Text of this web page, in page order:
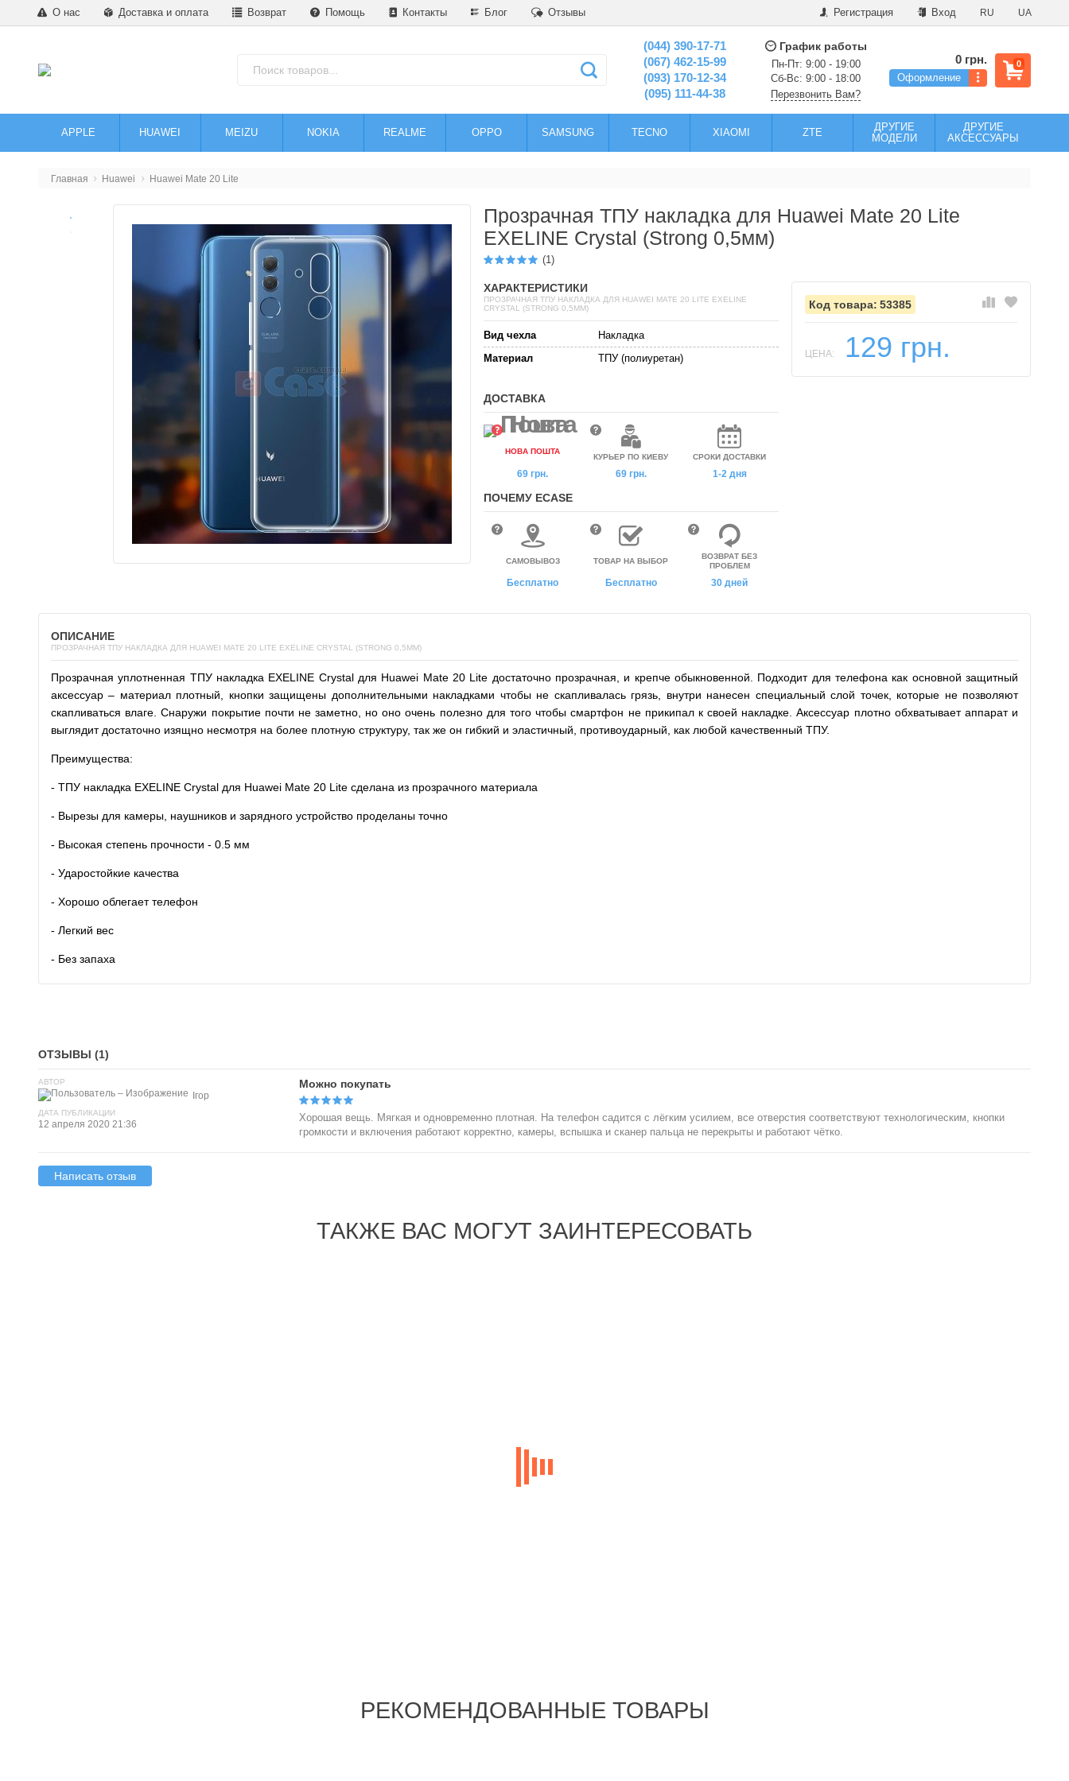
О нас Доставка и оплата Возврат Помощь Контакты Блог Отзывы Регистрация Вход RU UA
(044) 390-17-71
(067) 462-15-99
(093) 170-12-34
(095) 111-44-38
График работы
Пн-Пт: 9:00 - 19:00
Сб-Вс: 9:00 - 18:00
Перезвонить Вам?
0
0 грн.
Оформление
APPLE HUAWEI MEIZU NOKIA REALME OPPO SAMSUNG TECNO XIAOMI ZTE
ДРУГИЕ
МОДЕЛИ
ДРУГИЕ
АКСЕССУАРЫ
Главная Huawei Huawei Mate 20 Lite
Прозрачная ТПУ накладка для Huawei Mate 20 Lite
EXELINE Crystal (Strong 0,5мм)
(1)
53385
ЦЕНА: 129 грн.
ХАРАКТЕРИСТИКИ
ПРОЗРАЧНАЯ ТПУ НАКЛАДКА ДЛЯ HUAWEI MATE 20 LITE EXELINE
CRYSTAL (STRONG 0,5ММ)
Вид чехла
Накладка
Материал
ТПУ (полиуретан)
ДОСТАВКА
НОВА ПОШТА
69 грн.
КУРЬЕР ПО КИЕВУ
69 грн.
СРОКИ ДОСТАВКИ
1-2 дня
ПОЧЕМУ ECASE
САМОВЫВОЗ
Бесплатно
ТОВАР НА ВЫБОР
Бесплатно
ВОЗВРАТ БЕЗ
ПРОБЛЕМ
30 дней
ОПИСАНИЕ
ПРОЗРАЧНАЯ ТПУ НАКЛАДКА ДЛЯ HUAWEI MATE 20 LITE EXELINE CRYSTAL (STRONG 0,5ММ)
Прозрачная уплотненная ТПУ накладка EXELINE Crystal для Huawei Mate 20 Lite достаточно прозрачная, и крепче обыкновенной. Подходит для телефона как основной защитный
аксессуар – материал плотный, кнопки защищены дополнительными накладками чтобы не скапливалась грязь, внутри нанесен специальный слой точек, которые не позволяют
скапливаться влаге. Снаружи покрытие почти не заметно, но оно очень полезно для того чтобы смартфон не прикипал к своей накладке. Аксессуар плотно обхватывает аппарат и
выглядит достаточно изящно несмотря на более плотную структуру, так же он гибкий и эластичный, противоударный, как любой качественный ТПУ.
Преимущества:
- ТПУ накладка EXELINE Crystal для Huawei Mate 20 Lite сделана из прозрачного материала
- Вырезы для камеры, наушников и зарядного устройство проделаны точно
- Высокая степень прочности - 0.5 мм
- Ударостойкие качества
- Хорошо облегает телефон
- Легкий вес
- Без запаха
ОТЗЫВЫ (1)
АВТОР
Ігор
ДАТА ПУБЛИКАЦИИ
12 апреля 2020 21:36
Можно покупать
Хорошая вещь. Мягкая и одновременно плотная. На телефон садится с лёгким усилием, все отверстия соответствуют технологическим, кнопки
громкости и включения работают корректно, камеры, вспышка и сканер пальца не перекрыты и работают чётко.
Написать отзыв
ТАКЖЕ ВАС МОГУТ ЗАИНТЕРЕСОВАТЬ
РЕКОМЕНДОВАННЫЕ ТОВАРЫ